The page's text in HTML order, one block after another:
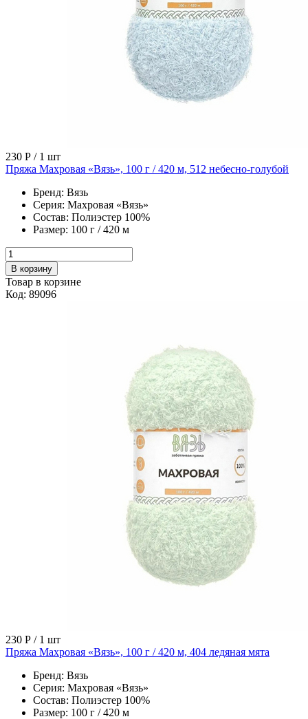
230 Р / 1 шт
Пряжа Махровая «Вязь», 100 г / 420 м, 512 небесно-голубой
Бренд: Вязь
Серия: Махровая «Вязь»
Состав: Полиэстер 100%
Размер: 100 г / 420 м
В корзину
Товар в корзине
Код: 89096
230 Р / 1 шт
Пряжа Махровая «Вязь», 100 г / 420 м, 404 ледяная мята
Бренд: Вязь
Серия: Махровая «Вязь»
Состав: Полиэстер 100%
Размер: 100 г / 420 м